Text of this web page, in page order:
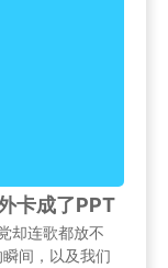
卡成了PPT：汽
却连歌都放不
瞬间，以及我们